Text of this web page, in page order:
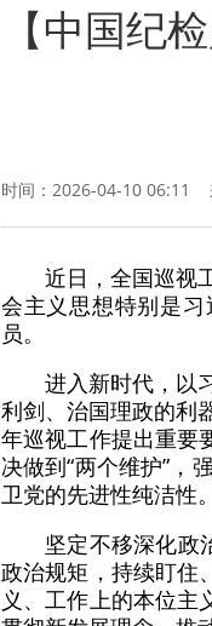
【中国纪
时间：2026-04-10 06:11
近日，全国巡视
会主义思想特别是
员。
进入新时代，以
利剑、治国理政的利
年巡视工作提出重要
决做到“两个维护”，
卫党的先进性纯洁性。
坚定不移深化政
政治规矩，持续盯住
义、工作上的本位主